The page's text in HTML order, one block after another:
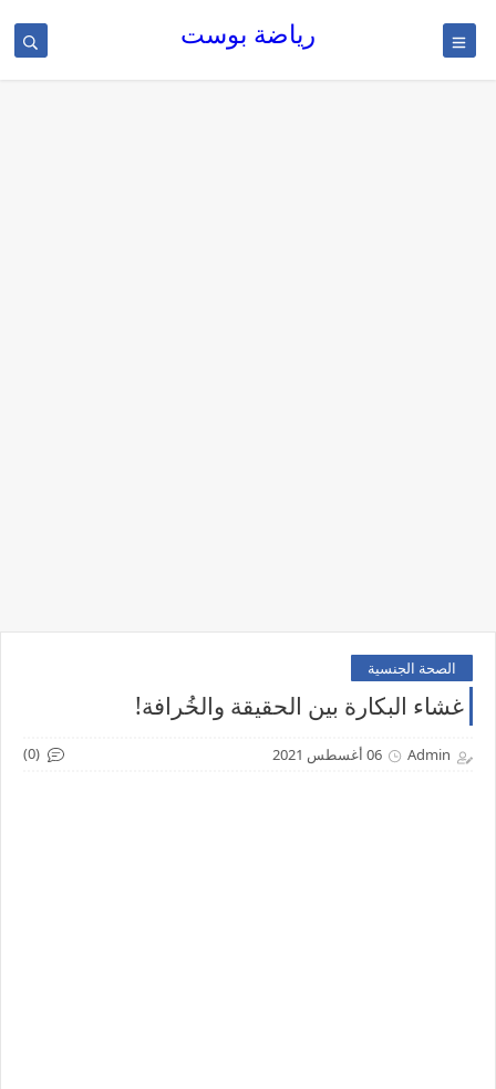
رياضة بوست
الصحة الجنسية
غشاء البكارة بين الحقيقة والخُرافة!
Admin 06 أغسطس 2021 (0)